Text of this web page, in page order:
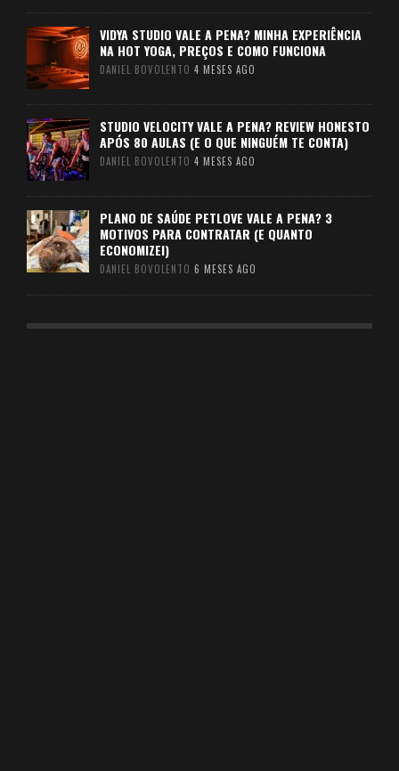
VIDYA STUDIO VALE A PENA? MINHA EXPERIÊNCIA
NA HOT YOGA, PREÇOS E COMO FUNCIONA
DANIEL BOVOLENTO 4 MESES AGO
STUDIO VELOCITY VALE A PENA? REVIEW HONESTO
APÓS 80 AULAS (E O QUE NINGUÉM TE CONTA)
DANIEL BOVOLENTO 4 MESES AGO
PLANO DE SAÚDE PETLOVE VALE A PENA? 3
MOTIVOS PARA CONTRATAR (E QUANTO
ECONOMIZEI)
DANIEL BOVOLENTO 6 MESES AGO